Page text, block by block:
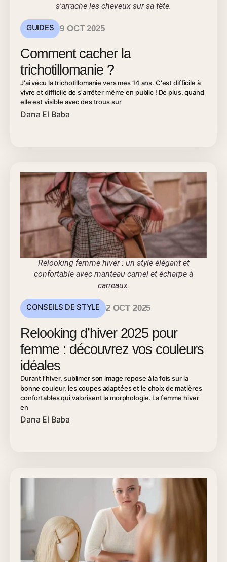
s'arrache les cheveux sur sa tête.
GUIDES 9 OCT 2025
Comment cacher la
trichotillomanie ?
J'ai vécu la trichotillomanie vers mes 14 ans. C'est difficile à
vivre et difficile de s'arrêter même en public ! De plus, quand
elle est visible avec des trous sur
Dana El Baba
Relooking femme hiver : un style élégant et
confortable avec manteau camel et écharpe à
carreaux.
CONSEILS DE STYLE 2 OCT 2025
Relooking d’hiver 2025 pour
femme : découvrez vos couleurs
idéales
Durant l’hiver, sublimer son image repose à la fois sur la
bonne couleur, les coupes adaptées et le choix de matières
confortables qui valorisent la morphologie. La femme hiver
en
Dana El Baba